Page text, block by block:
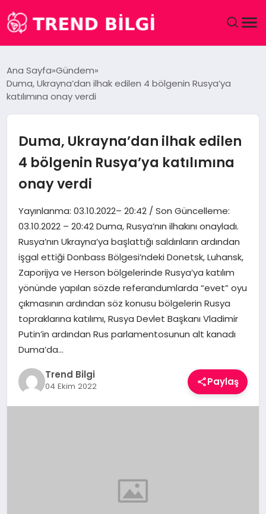
DÜNYA
MAGAZIN
SAĞLIK
SPOR
TEKNOLOJI
YAŞAM
Ana Sayfa Gündem
Duma, Ukrayna’dan ilhak edilen 4 bölgenin Rusya’ya
katılımına onay verdi
Duma, Ukrayna’dan ilhak edilen
4 bölgenin Rusya’ya katılımına
onay verdi
Yayınlanma: 03.10.2022– 20:42 / Son Güncelleme:
03.10.2022 – 20:42 Duma, Rusya’nın ilhakını onayladı.
Rusya’nın Ukrayna’ya başlattığı saldırıların ardından
işgal ettiği Donbass Bölgesi’ndeki Donetsk, Luhansk,
Zaporijya ve Herson bölgelerinde Rusya’ya katılım
yönünde yapılan sözde referandumlarda “evet” oyu
çıkmasının ardından söz konusu bölgelerin Rusya
topraklarına katılımı, Rusya Devlet Başkanı Vladimir
Putin’in ardından Rus parlamentosunun alt kanadı
Duma’da…
Trend Bilgi
04 Ekim 2022 Paylaş